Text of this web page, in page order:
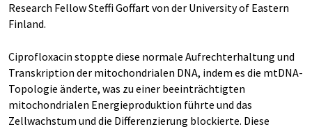
Research Fellow Steffi Goffart von der University of Eastern
Finland.
Ciprofloxacin stoppte diese normale Aufrechterhaltung und
Transkription der mitochondrialen DNA, indem es die mtDNA-
Topologie änderte, was zu einer beeinträchtigten
mitochondrialen Energieproduktion führte und das
Zellwachstum und die Differenzierung blockierte. Diese